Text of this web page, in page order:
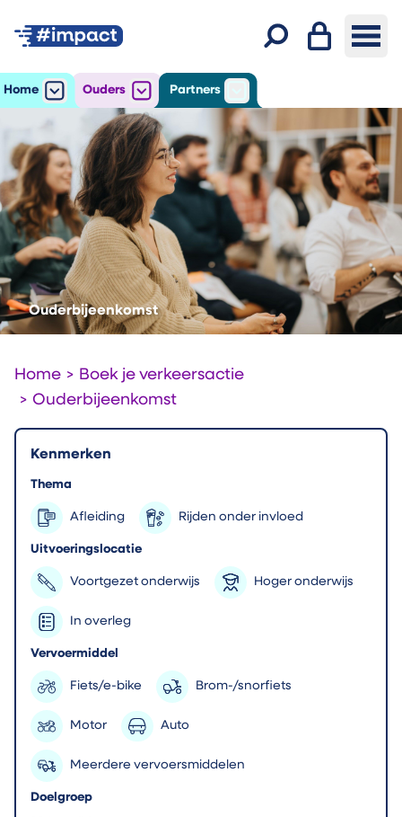
Inloggen
Home
Openhet submenu voor Home
Ouders
Openhet submenu voor Ouders
Partners
Openhet submenu voor
Ouderbijeenkomst
Home > Boek je verkeersactie
> Ouderbijeenkomst
Kenmerken
Thema
Afleiding Rijden onder invloed
Uitvoeringslocatie
Voortgezet onderwijs Hoger onderwijs
In overleg
Vervoermiddel
Fiets/e-bike Brom-/snorfiets
Motor Auto
Meerdere vervoersmiddelen
Doelgroep